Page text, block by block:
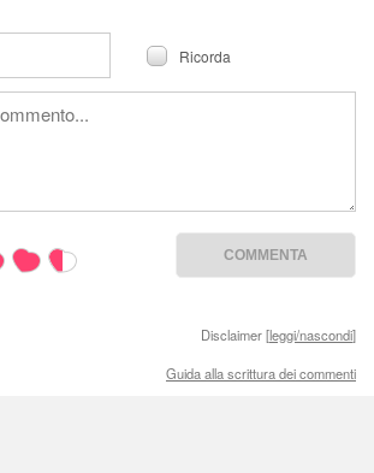
Ricorda
Disclaimer [leggi/nascondi]
Guida alla scrittura dei commenti